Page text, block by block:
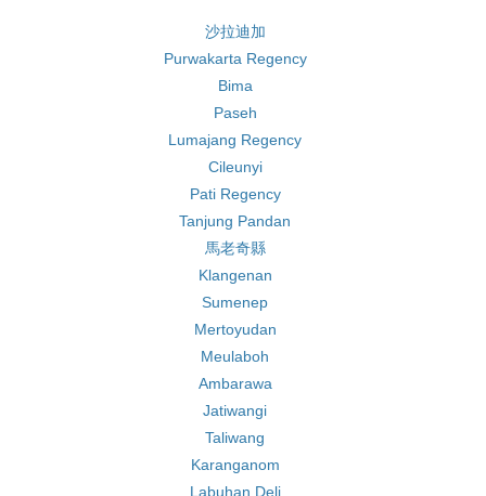
沙拉迪加
Purwakarta Regency
Bima
Paseh
Lumajang Regency
Cileunyi
Pati Regency
Tanjung Pandan
馬老奇縣
Klangenan
Sumenep
Mertoyudan
Meulaboh
Ambarawa
Jatiwangi
Taliwang
Karanganom
Labuhan Deli